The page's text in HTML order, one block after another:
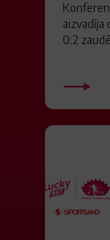
aizvadīja
0:2